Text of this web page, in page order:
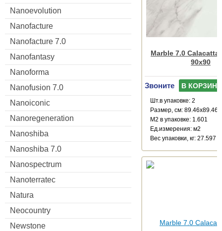
Nanoevolution
Nanofacture
Nanofacture 7.0
Nanofantasy
Nanoforma
Nanofusion 7.0
Nanoiconic
Nanoregeneration
Nanoshiba
Nanoshiba 7.0
Nanospectrum
Nanoterratec
Natura
Neocountry
Newstone
Marble 7.0 Calacatta
90x90
Звоните В КОРЗИНУ
Шт.в упаковке: 2
Размер, см: 89.46x89.46
М2 в упаковке: 1.601
Ед.измерения: м2
Веc упаковки, кг: 27.597